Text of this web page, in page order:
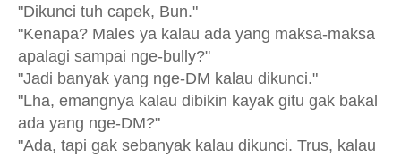
"Dikunci tuh capek, Bun."
"Kenapa? Males ya kalau ada yang maksa-maksa
apalagi sampai nge-bully?"
"Jadi banyak yang nge-DM kalau dikunci."
"Lha, emangnya kalau dibikin kayak gitu gak bakal
ada yang nge-DM?"
"Ada, tapi gak sebanyak kalau dikunci. Trus, kalau